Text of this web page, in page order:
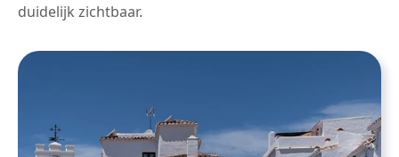
duidelijk zichtbaar.